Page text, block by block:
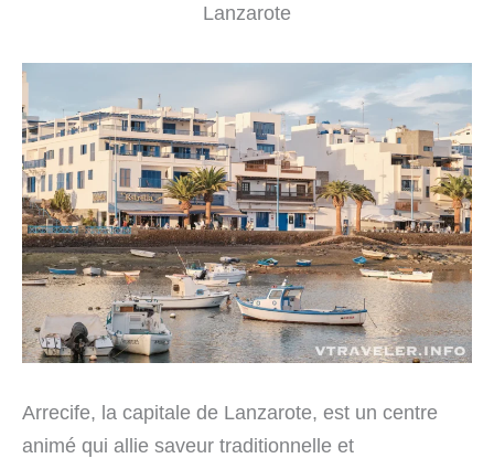
Lanzarote
Arrecife, la capitale de Lanzarote, est un centre
animé qui allie saveur traditionnelle et